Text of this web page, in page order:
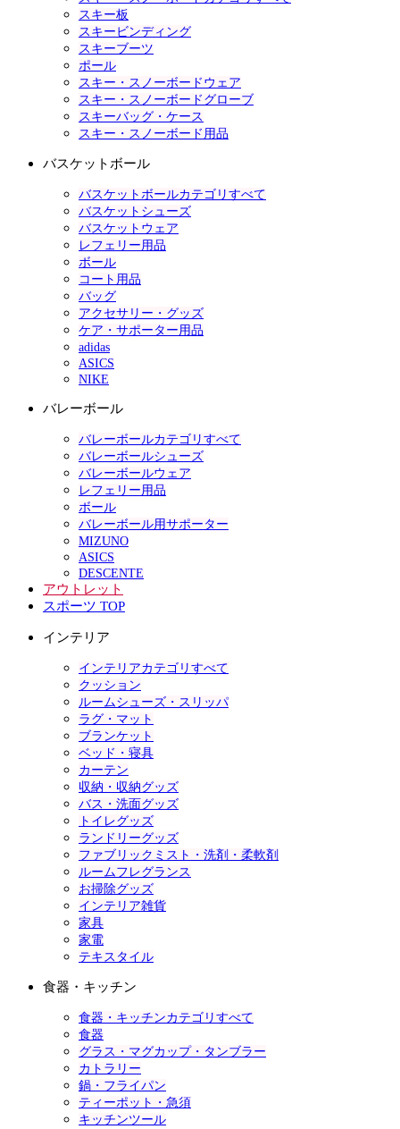
スキー板
スキービンディング
スキーブーツ
ポール
スキー・スノーボードウェア
スキー・スノーボードグローブ
スキーバッグ・ケース
スキー・スノーボード用品
バスケットボール
バスケットボールカテゴリすべて
バスケットシューズ
バスケットウェア
レフェリー用品
ボール
コート用品
バッグ
アクセサリー・グッズ
ケア・サポーター用品
adidas
ASICS
NIKE
バレーボール
バレーボールカテゴリすべて
バレーボールシューズ
バレーボールウェア
レフェリー用品
ボール
バレーボール用サポーター
MIZUNO
ASICS
DESCENTE
アウトレット
スポーツ TOP
インテリア
インテリアカテゴリすべて
クッション
ルームシューズ・スリッパ
ラグ・マット
ブランケット
ベッド・寝具
カーテン
収納・収納グッズ
バス・洗面グッズ
トイレグッズ
ランドリーグッズ
ファブリックミスト・洗剤・柔軟剤
ルームフレグランス
お掃除グッズ
インテリア雑貨
家具
家電
テキスタイル
食器・キッチン
食器・キッチンカテゴリすべて
食器
グラス・マグカップ・タンブラー
カトラリー
鍋・フライパン
ティーポット・急須
キッチンツール